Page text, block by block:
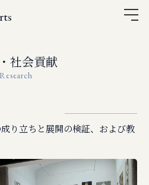
社会貢献
Research
り立ちと展開の検証、および教